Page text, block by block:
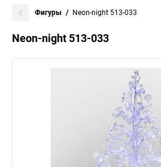
Фигуры Neon-night 513-033
Neon-night 513-033